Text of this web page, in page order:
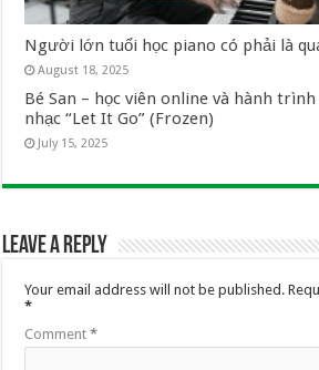
Người lớn tuổi học piano có phải là
August 18, 2025
Bé San – học viên online và hành
nhạc “Let It Go” (Frozen)
July 15, 2025
Leave a Reply
Your email address will not be published.
*
Comment*